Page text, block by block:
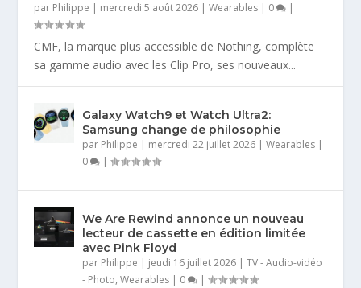
par Philippe mercredi 5 août 2026 |Wearables 0
CMF, la marque plus accessible de Nothing, complète
sa gamme audio avec les Clip Pro, ses nouveaux...
Galaxy Watch9 et Watch Ultra2:
Samsung change de philosophie
par Philippe mercredi 22 juillet 2026 |Wearables
0
|
We Are Rewind annonce un nouveau
lecteur de cassette en édition limitée
avec Pink Floyd
par Philippe jeudi 16 juillet 2026 |TV - Audio-vidéo
- Photo,Wearables 0 |